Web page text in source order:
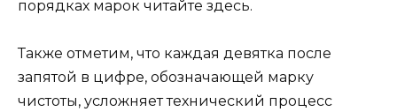
порядках марок читайте здесь.
Также отметим, что каждая девятка после
запятой в цифре, обозначающей марку
чистоты, усложняет технический процесс